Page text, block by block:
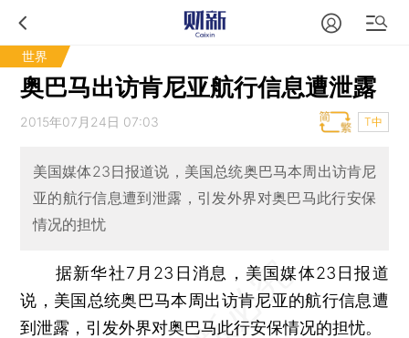
世界
奥巴马出访肯尼亚航行信息遭泄露
2015年07月24日 07:03 T中
美国媒体23日报道说，美国总统奥巴马本周出访肯尼
亚的航行信息遭到泄露，引发外界对奥巴马此行安保
情况的担忧
据新华社7月23日消息，美国媒体23日报道
说，美国总统奥巴马本周出访肯尼亚的航行信息遭
到泄露，引发外界对奥巴马此行安保情况的担忧。